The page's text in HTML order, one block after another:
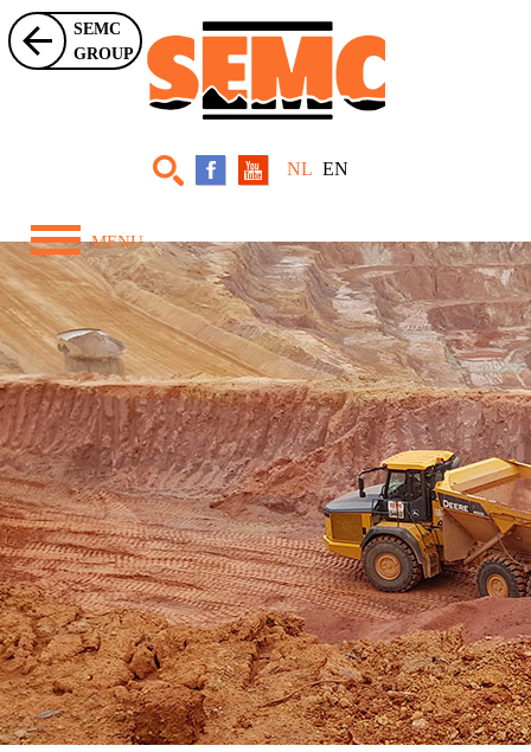
SEMC
GROUP
NL EN
MENU
Home
Over ons
Zwaar Materieel
Projecten
Nieuws
Vacatures
Contact